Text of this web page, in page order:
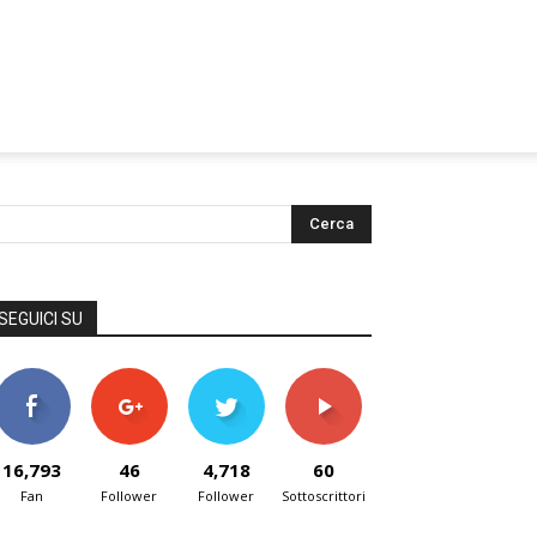
SU
16,793
Fan
46
Follower
4,718
Follower
60
Sottoscrittori